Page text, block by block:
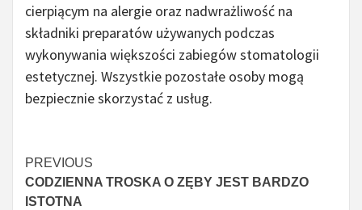
cierpiącym na alergie oraz nadwrażliwość na
składniki preparatów używanych podczas
wykonywania większości zabiegów stomatologii
estetycznej. Wszystkie pozostałe osoby mogą
bezpiecznie skorzystać z usług.
Continue
Reading
PREVIOUS
CODZIENNA TROSKA O ZĘBY JEST BARDZO
ISTOTNA